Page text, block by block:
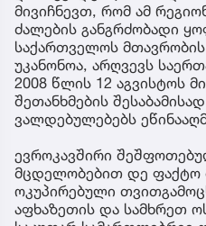
მივიჩნევთ, რომ ამ
ძალების განგრძობადი
საქართველოს
უკანონოა, არღვევს
2008 წლის 12 აგვისტოს
შეთანხმების
ვალდებულებებს
ევროკავშირი
მცდელობებით დე ფაქტო
ოკუპირებული
აფხაზეთის და სამხრეთ